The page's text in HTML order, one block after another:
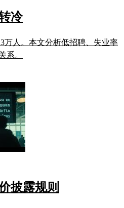
冷
万人。本文分析低招聘、失业率
系。
披露规则